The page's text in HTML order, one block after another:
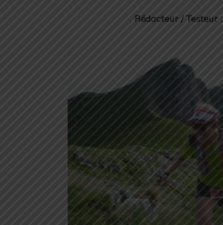
Rédacteur / Testeur :